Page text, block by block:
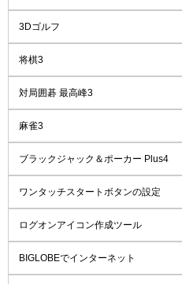
3Dゴルフ
将棋3
対局囲碁 最高峰3
麻雀3
ブラックジャック＆ポーカー Plus4
ワンタッチスタートボタンの設定
ログオンアイコン作成ツール
BIGLOBEでインターネット